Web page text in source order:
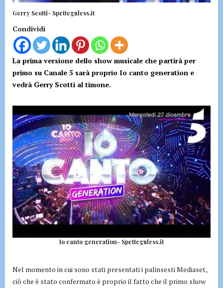
Gerry Scotti- Spetteguless.it
Condividi
La prima versione dello show musicale che partirà per
primo su Canale 5 sarà proprio Io canto generation e
vedrà Gerry Scotti al timone.
Io canto generation- Spetteguless.it
Nel momento in cui sono stati presentati i palinsesti Mediaset,
ciò che è stato confermato è proprio il fatto che il primo show